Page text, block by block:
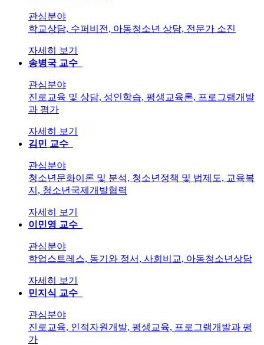
관심분야
학교상담, 수퍼비전, 아동청소년 상담, 전문가 소진
자세히 보기
송병국 교수
관심분야
진로교육 및 상담, 성인학습, 평생교육론, 프로그램개발
과 평가
자세히 보기
김민 교수
관심분야
청소년문화이론 및 분석, 청소년정책 및 법제도, 교육복
지, 청소년국제개발협력
자세히 보기
이민영 교수
관심분야
학업스트레스, 동기와 정서, 사회비교, 아동청소년상담
자세히 보기
민지식 교수
관심분야
진로교육, 인적자원개발, 평생교육, 프로그램개발과 평
가